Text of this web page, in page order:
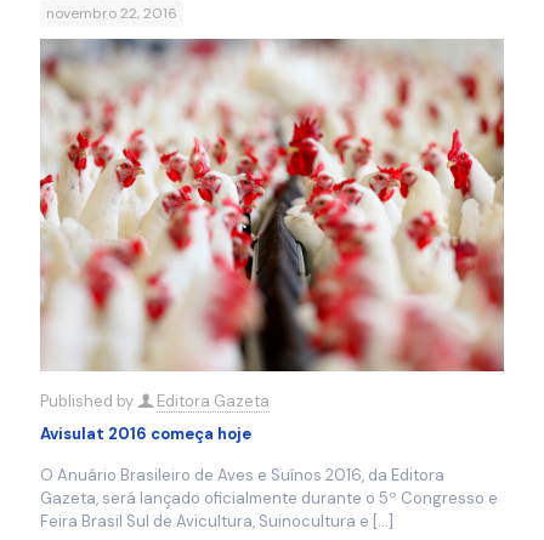
novembro 22, 2016
Published by
Editora Gazeta
Avisulat 2016 começa hoje
O Anuário Brasileiro de Aves e Suínos 2016, da Editora
Gazeta, será lançado oficialmente durante o 5º Congresso e
Feira Brasil Sul de Avicultura, Suinocultura e […]